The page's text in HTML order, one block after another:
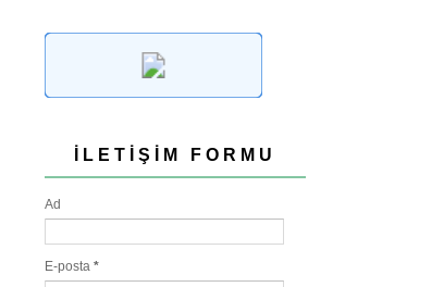
İLETIŞIM FORMU
Ad
E-posta *